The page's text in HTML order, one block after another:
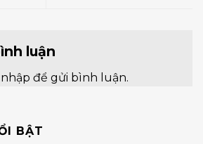
luận
để gửi bình luận.
BẬT